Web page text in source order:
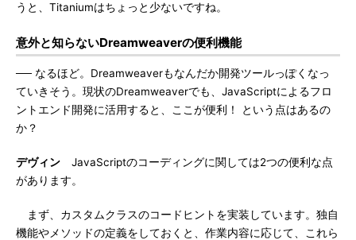
うと、Titaniumはちょっと少ないですね。
意外と知らないDreamweaverの便利機能
── なるほど。Dreamweaverもなんだか開発ツールっぽくなっ
ていきそう。現状のDreamweaverでも、JavaScriptによるフロ
ントエンド開発に活用すると、ここが便利！ という点はあるの
か？
デヴィン JavaScriptのコーディングに関しては2つの便利な点
があります。
まず、カスタムクラスのコードヒントを実装しています。独自
機能やメソッドの定義をしておくと、作業内容に応じて、これら